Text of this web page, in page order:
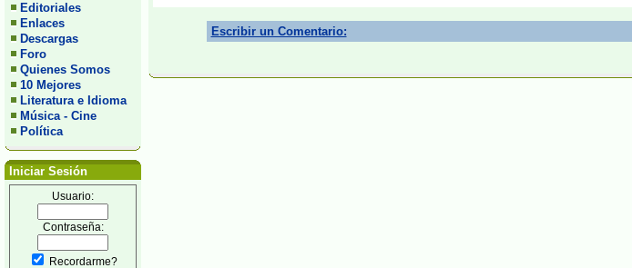
Editoriales
Enlaces
Descargas
Foro
Quienes Somos
10 Mejores
Literatura e Idioma
Música - Cine
Política
Iniciar Sesión
Usuario:
Contraseña:
Recordarme?
Escribir un Comentario: